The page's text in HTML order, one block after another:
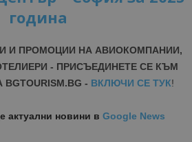
година
И ПРОМОЦИИ НА АВИОКОМПАНИИ,
- ПРИСЪЕДИНЕТЕ СЕ КЪМ
- ВКЛЮЧИ СЕ ТУК!
актуални новини в Google News